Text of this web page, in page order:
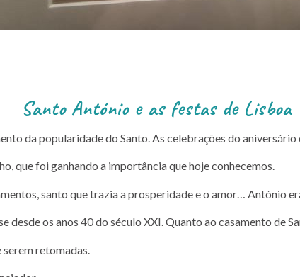
as festas de Lisboa
da popularidade do Santo. As celebrações do
que foi ganhando a importância que hoje conhecemos.
santo que trazia a prosperidade e o amor… António
desde os anos 40 do século XXI. Quanto ao casamento de
retomadas.